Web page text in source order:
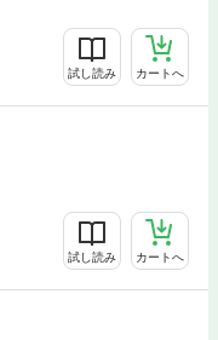
試し読み カートへ
試し読み カートへ